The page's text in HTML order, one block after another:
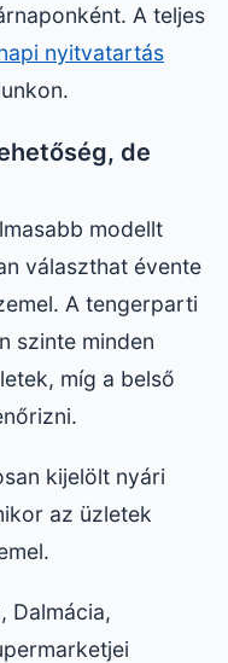
A teljes
nyitvatartás
de
modellt
választhat évente
A tengerparti
szinte minden
míg a belső
kijelölt nyári
az üzletek
Dalmácia,